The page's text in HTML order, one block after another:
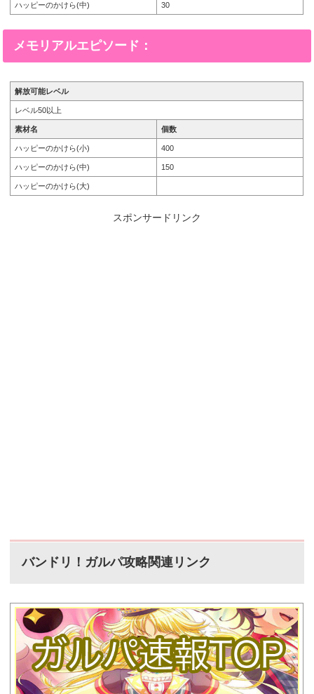
ハッピーのかけら(中) 30
メモリアルエピソード：
解放可能レベル
レベル50以上
素材名 個数
ハッピーのかけら(小) 400
ハッピーのかけら(中) 150
ハッピーのかけら(大)
スポンサードリンク
バンドリ！ガルパ攻略関連リンク